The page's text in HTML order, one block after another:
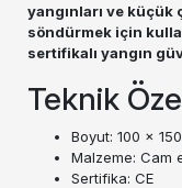
yangınları ve küçük
söndürmek için
sertifikalı yangın
Teknik
Boyut: 100 x
Malzeme: Cam
Sertifika: CE